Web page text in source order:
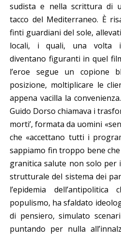
sudista e nella scrittura di
tacco del Mediterraneo. È
finti guardiani del sole,
locali, i quali, una volta
diventano figuranti in quel
l’eroe segue un copione
posizione, moltiplicare le
appena vacilla la
Guido Dorso chiamava i
morti’, formata da uomini
che «accettano tutti i
sappiamo fin troppo bene
granitica salute non solo per
strutturale del sistema dei
l’epidemia
populismo, ha sfaldato
di pensiero, simulato
puntando per nulla